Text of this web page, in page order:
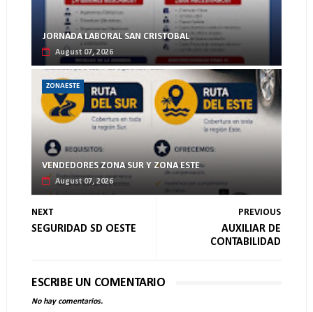
JORNADA LABORAL SAN CRISTOBAL
August 07, 2026
ZONAESTE
VENDEDORES ZONA SUR Y ZONA ESTE
August 07, 2026
NEXT
SEGURIDAD SD OESTE
PREVIOUS
AUXILIAR DE
CONTABILIDAD
ESCRIBE UN COMENTARIO
No hay comentarios.